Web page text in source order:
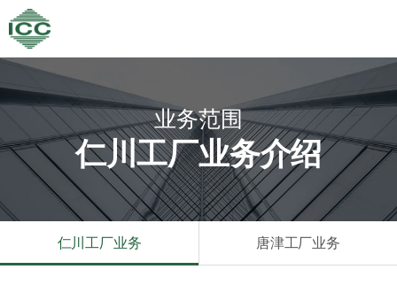
仁川工厂业务 唐津工厂业务
业务范围
仁川工厂业务介绍